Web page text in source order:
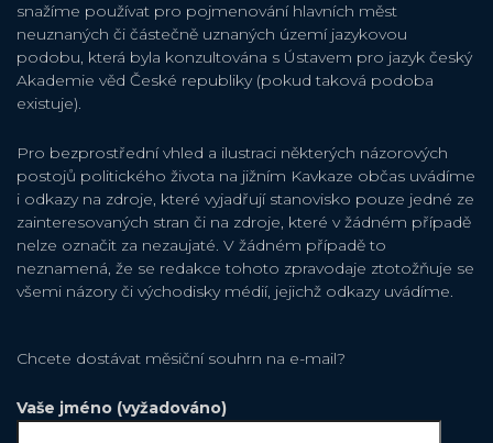
snažíme používat pro pojmenování hlavních měst
neuznaných či částečně uznaných území jazykovou
podobu, která byla konzultována s Ústavem pro jazyk český
Akademie věd České republiky (pokud taková podoba
existuje).
Pro bezprostřední vhled a ilustraci některých názorových
postojů politického života na jižním Kavkaze občas uvádíme
i odkazy na zdroje, které vyjadřují stanovisko pouze jedné ze
zainteresovaných stran či na zdroje, které v žádném případě
nelze označit za nezaujaté. V žádném případě to
neznamená, že se redakce tohoto zpravodaje ztotožňuje se
všemi názory či východisky médií, jejichž odkazy uvádíme.
Chcete dostávat měsiční souhrn na e-mail?
Vaše jméno (vyžadováno)